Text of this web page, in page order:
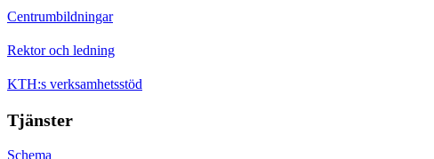
Centrumbildningar
Rektor och ledning
KTH:s verksamhetsstöd
Tjänster
Schema